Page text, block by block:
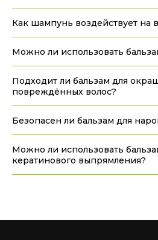
Как шампунь воздействует на
Можно ли использовать
Подходит ли бальзам для
повреждённых волос?
Безопасен ли бальзам для
Можно ли использовать
кератинового выпрямления?